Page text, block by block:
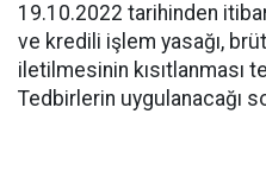
19.10.2022 tarihinden
ve kredili işlem yasağı,
iletilmesinin kısıtlanması
Tedbirlerin uygulanacağı